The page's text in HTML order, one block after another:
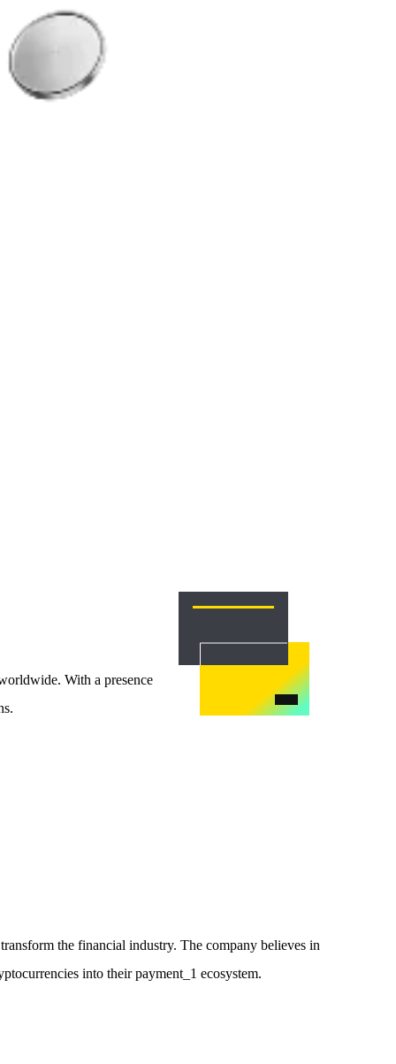
With a presence
the financial industry. The company believes in
into their payment_1 ecosystem.